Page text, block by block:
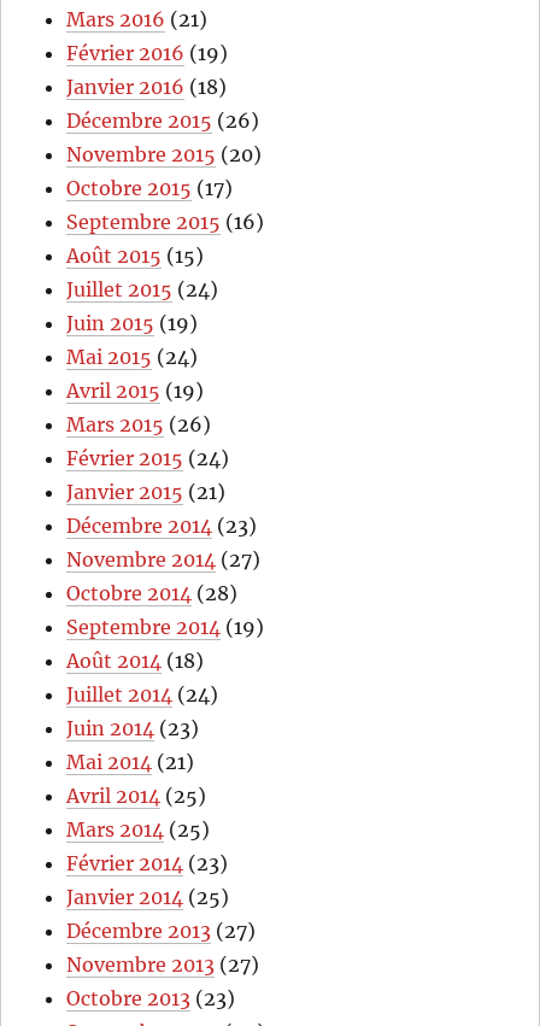
Mars 2016 (21)
Février 2016 (19)
Janvier 2016 (18)
Décembre 2015 (26)
Novembre 2015 (20)
Octobre 2015 (17)
Septembre 2015 (16)
Août 2015 (15)
Juillet 2015 (24)
Juin 2015 (19)
Mai 2015 (24)
Avril 2015 (19)
Mars 2015 (26)
Février 2015 (24)
Janvier 2015 (21)
Décembre 2014 (23)
Novembre 2014 (27)
Octobre 2014 (28)
Septembre 2014 (19)
Août 2014 (18)
Juillet 2014 (24)
Juin 2014 (23)
Mai 2014 (21)
Avril 2014 (25)
Mars 2014 (25)
Février 2014 (23)
Janvier 2014 (25)
Décembre 2013 (27)
Novembre 2013 (27)
Octobre 2013 (23)